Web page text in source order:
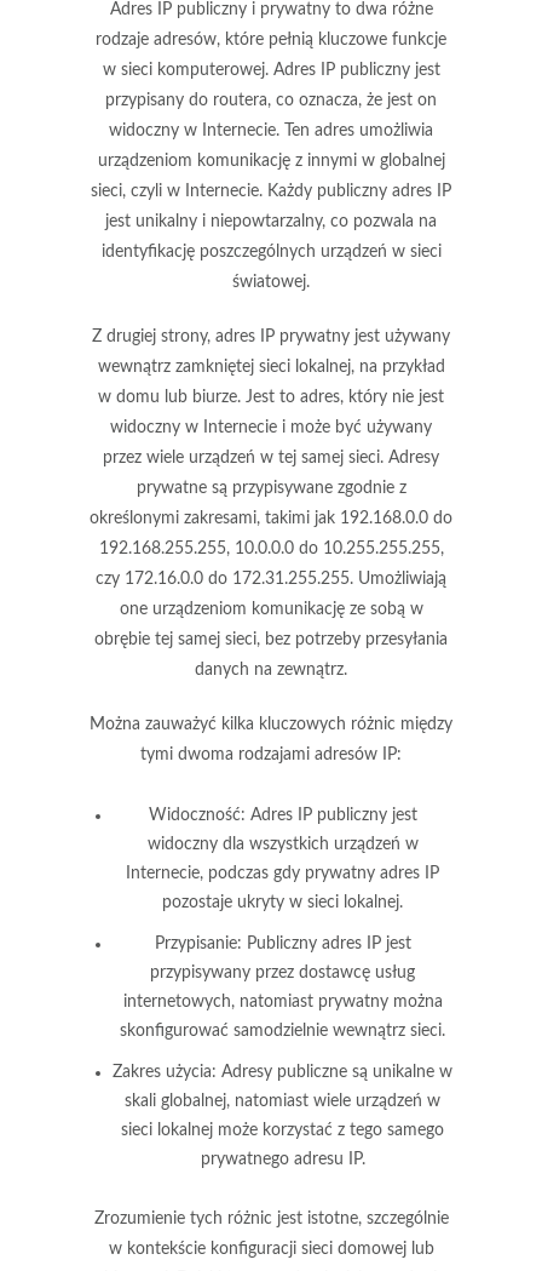
Adres IP publiczny i prywatny to dwa różne
rodzaje adresów, które pełnią kluczowe funkcje
w sieci komputerowej. Adres IP publicznyjest
przypisany do routera, co oznacza, że jest on
widoczny w Internecie. Ten adres umożliwia
urządzeniom komunikację z innymi w globalnej
sieci, czyli w Internecie. Każdy publiczny adres IP
jest unikalny i niepowtarzalny, co pozwala na
identyfikację poszczególnych urządzeń w sieci
światowej.
Z drugiej strony, adres IP prywatny jest używany
wewnątrz zamkniętej sieci lokalnej, na przykład
w domu lub biurze. Jest to adres, który nie jest
widoczny w Internecie i może być używany
przez wiele urządzeń w tej samej sieci. Adresy
prywatne są przypisywane zgodnie z
określonymi zakresami, takimi jak 192.168.0.0 do
192.168.255.255, 10.0.0.0 do 10.255.255.255,
czy 172.16.0.0 do 172.31.255.255. Umożliwiają
one urządzeniom komunikację ze sobą w
obrębie tej samej sieci, bez potrzeby przesyłania
danych na zewnątrz.
Można zauważyć kilka kluczowych różnic między
tymi dwoma rodzajami adresów IP:
Widoczność: Adres IP publiczny jest
widoczny dla wszystkich urządzeń w
Internecie, podczas gdy prywatny adres IP
pozostaje ukryty w sieci lokalnej.
Przypisanie: Publiczny adres IP jest
przypisywany przez dostawcę usług
internetowych, natomiast prywatny można
skonfigurować samodzielnie wewnątrz sieci.
Zakres użycia: Adresy publiczne są unikalne w
skali globalnej, natomiast wiele urządzeń w
sieci lokalnej może korzystać z tego samego
prywatnego adresu IP.
Zrozumienie tych różnic jest istotne, szczególnie
w kontekście konfiguracji sieci domowej lub